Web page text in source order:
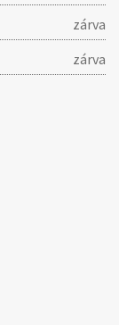
zárva
zárva